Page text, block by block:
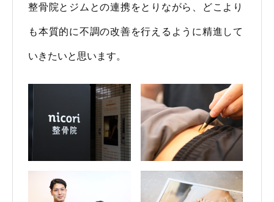
整骨院とジムとの連携をとりながら、どこより
も本質的に不調の改善を行えるように精進して
いきたいと思います。